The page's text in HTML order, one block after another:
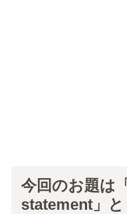
今回のお題は
statement」と